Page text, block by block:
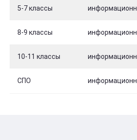
5-7 классы
8-9 классы
10-11 классы
СПО